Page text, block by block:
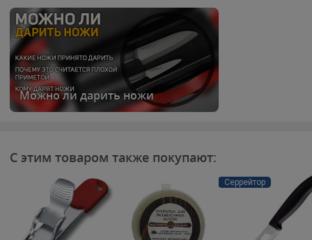
Можно ли дарить ножи
С этим товаром также покупают:
Серрейтор